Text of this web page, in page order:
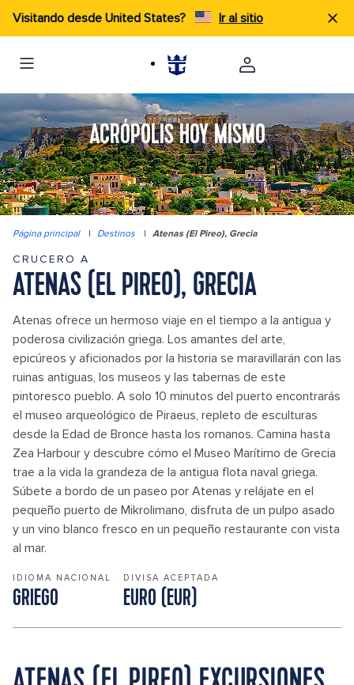
Visitando desde United States? Ir al sitio
ACRÓPOLIS HOY MISMO
Página principal | Destinos | Atenas (El Pireo), Grecia
CRUCERO A
ATENAS (EL PIREO), GRECIA
Atenas ofrece un hermoso viaje en el tiempo a la antigua y
poderosa civilización griega. Los amantes del arte,
epicúreos y aficionados por la historia se maravillarán con las
ruinas antiguas, los museos y las tabernas de este
pintoresco pueblo. A solo 10 minutos del puerto encontrarás
el museo arqueológico de Piraeus, repleto de esculturas
desde la Edad de Bronce hasta los romanos. Camina hasta
Zea Harbour y descubre cómo el Museo Marítimo de Grecia
trae a la vida la grandeza de la antigua flota naval griega.
Súbete a bordo de un paseo por Atenas y relájate en el
pequeño puerto de Mikrolimano, disfruta de un pulpo asado
y un vino blanco fresco en un pequeño restaurante con vista
al mar.
IDIOMA NACIONAL
GRIEGO
DIVISA ACEPTADA
EURO (EUR)